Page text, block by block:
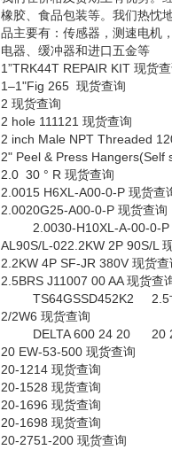
橡胶、食品包装等。我们热忱
品主要有：传感器，测速电机
电器、缓冲器和进口五金等
1”TRK44T REPAIR KIT 现货
1–1"Fig 265 现货查询
2 现货查询
2 hole 111121 现货查询
2 inch Male NPT Threaded
2" Peel & Press Hangers(Self
2.0 30 ° R 现货查询
2.0015 H6XL-A00-0-P 现货查
2.0020G25-A00-0-P 现货查询
2.0030-H10XL-A-00-0-P
AL90S/L-022.2KW 2P 90S/L
2.2KW 4P SF-JR 380V 现货查
2.5BRS J11007 00 AA现货查
TS64GSSD452K2 2.5
2/2W6 现货查询
DELTA 600 24 20 20
20 EW-53-500 现货查询
20-1214 现货查询
20-1528 现货查询
20-1696 现货查询
20-1698 现货查询
20-2751-200 现货查询